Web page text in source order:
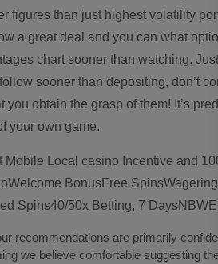
figures than just highest volatility
a great deal and you can what
chart sooner than watching.
sooner than depositing, don’t
you obtain the grasp of them! It’s
your own game.
Mobile Local casino Incentive and
BonusFree
Spins40/50x Betting, 7
recommendations are primarily
we believe comfortable suggesting